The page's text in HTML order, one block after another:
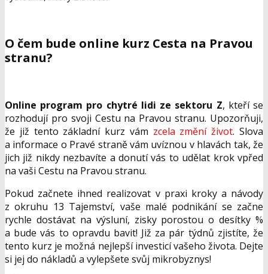
O čem bude online kurz Cesta na Pravou
stranu?
Online program pro chytré lidi ze sektoru Z, kteří se
rozhodují pro svoji Cestu na Pravou stranu. Upozorňuji,
že již tento základní kurz vám zcela změní život. Slova
a informace o Pravé straně vám uvíznou v hlavách tak, že
jich již nikdy nezbavíte a donutí vás to udělat krok vpřed
na vaši Cestu na Pravou stranu.
Pokud začnete ihned realizovat v praxi kroky a návody
z okruhu 13 Tajemství, vaše malé podnikání se začne
rychle dostávat na výsluní, zisky porostou o desítky %
a bude vás to opravdu bavit! Již za pár týdnů zjistíte, že
tento kurz je možná nejlepší investicí vašeho života. Dejte
si jej do nákladů a vylepšete svůj mikrobyznys!